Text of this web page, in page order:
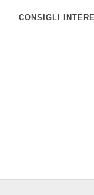
CONSIGLI